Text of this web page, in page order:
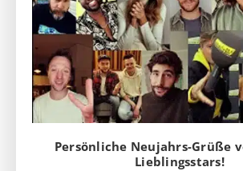
Persönliche Neujahrs-Grüße
Lieblingsstars!